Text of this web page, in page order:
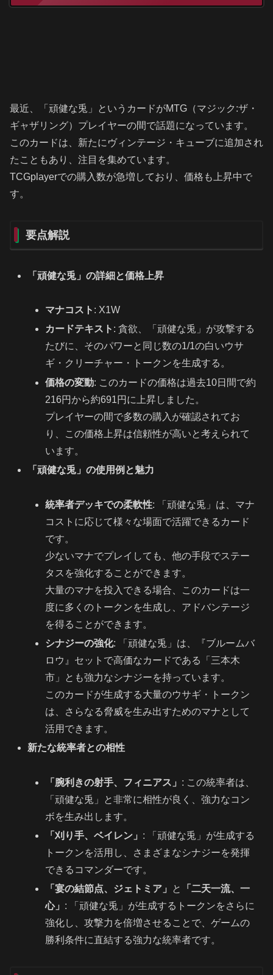
最近、「頑健な兎」というカードがMTG（マジック:ザ・
ギャザリング）プレイヤーの間で話題になっています。
このカードは、新たにヴィンテージ・キューブに追加され
たこともあり、注目を集めています。
TCGplayerでの購入数が急増しており、価格も上昇中で
す。
要点解説
「頑健な兎」の詳細と価格上昇
マナコスト : X1W
カードテキスト : 貪欲、「頑健な兎」が攻撃する
たびに、そのパワーと同じ数の1/1の白いウサ
ギ・クリーチャー・トークンを生成する。
価格の変動: このカードの価格は過去10日間で約
216円から約691円に上昇しました。
プレイヤーの間で多数の購入が確認されてお
り、この価格上昇は信頼性が高いと考えられて
います。
「頑健な兎」の使用例と魅力
統率者デッキでの柔軟性: 「頑健な兎」は、マナ
コストに応じて様々な場面で活躍できるカード
です。
少ないマナでプレイしても、他の手段でステー
タスを強化することができます。
大量のマナを投入できる場合、このカードは一
度に多くのトークンを生成し、アドバンテージ
を得ることができます。
シナジーの強化: 「頑健な兎」は、『ブルームバ
ロウ』セットで高価なカードである「三本木
市」とも強力なシナジーを持っています。
このカードが生成する大量のウサギ・トークン
は、さらなる脅威を生み出すためのマナとして
活用できます。
新たな統率者との相性
「腕利きの射手、フィニアス」 : この統率者は、
「頑健な兎」と非常に相性が良く、強力なコン
ボを生み出します。
「刈り手、ベイレン」 : 「頑健な兎」が生成する
トークンを活用し、さまざまなシナジーを発揮
できるコマンダーです。
「宴の結節点、ジェトミア」 と
「二天一流、一
心」 : 「頑健な兎」が生成するトークンをさらに
強化し、攻撃力を倍増させることで、ゲームの
勝利条件に直結する強力な統率者です。